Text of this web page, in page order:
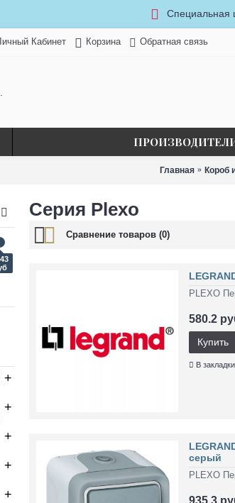
Специальная
Кабинет Корзина Обратная связь
Главная Короб
+
+
+
+
+
Серия Plexo
Сравнение товаров (0)
PLEXO
580.2
Купить
В закладки
серый
PLEXO
935.3